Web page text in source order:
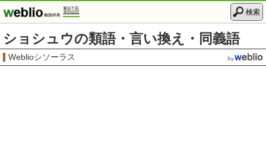
類語 検索
ショシュウの類語・言い換え・同義語
Weblioシソーラス